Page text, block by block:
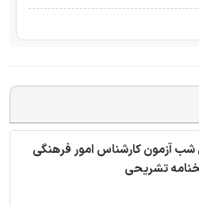
آزمون کارشناس امور فرهنگی
تشریحی